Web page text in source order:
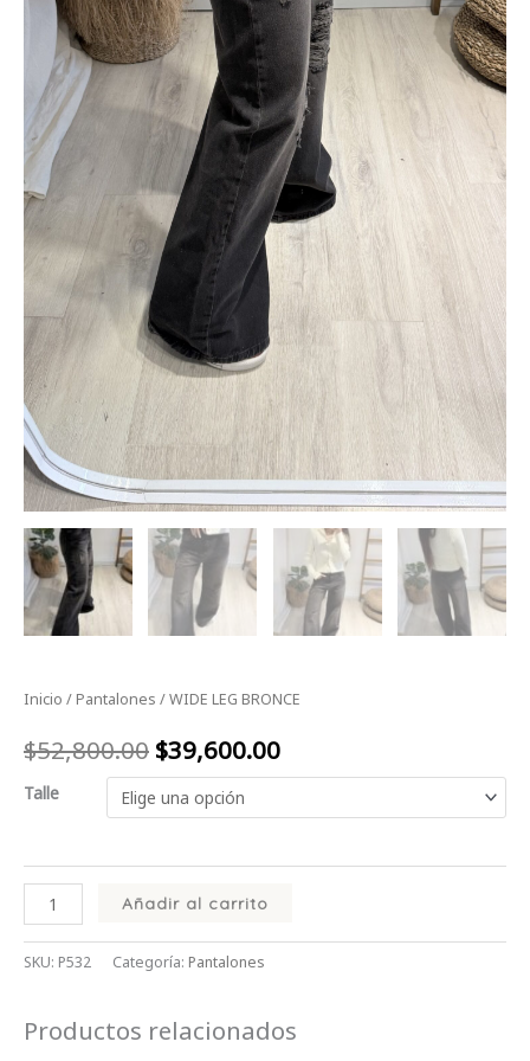
Inicio / Pantalones / WIDE LEG BRONCE
$52,800.00 $39,600.00
Talle
Añadir al carrito
SKU: P532 Categoría: Pantalones
Productos relacionados